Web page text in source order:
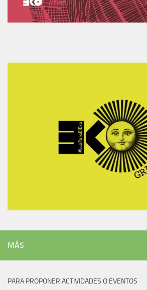
MÁS
PARA PROPONER ACTIVIDADES O EVENTOS